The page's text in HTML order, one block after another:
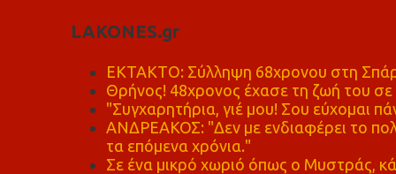
LAKONES.gr
ΕΚΤΑΚΤΟ: Σύλληψη 68χρονου στη
Θρήνος! 48χρονος έχασε τη ζωή του
"Συγχαρητήρια, γιέ μου! Σου εύχομαι
ΑΝΔΡΕΑΚΟΣ: "Δεν με ενδιαφέρει το
τα επόμενα χρόνια."
Σε ένα μικρό χωριό όπως ο Μυστράς,